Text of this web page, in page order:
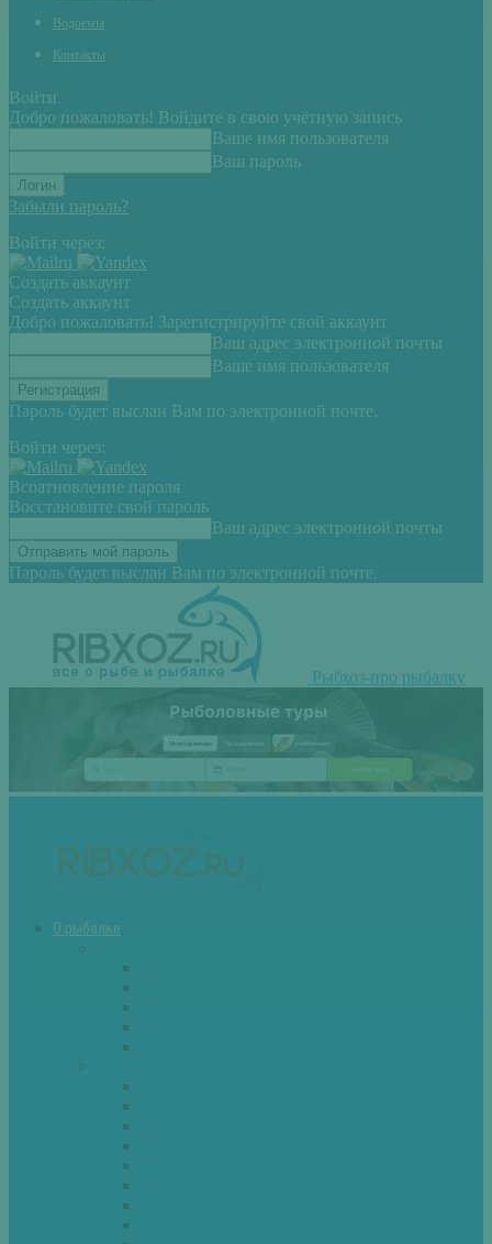
Водоемы
Контакты
Войти
Добро пожаловать! Войдите в свою учётную запись
Ваше имя пользователя
Ваш пароль
Забыли пароль?
Войти через:
Создать аккаунт
Создать аккаунт
Добро пожаловать! Зарегистрируйте свой аккаунт
Ваш адрес электронной почты
Ваше имя пользователя
Пароль будет выслан Вам по электронной почте.
Войти через:
Всоатновление пароля
Восстановите свой пароль
Ваш адрес электронной почты
Пароль будет выслан Вам по электронной почте.
Рыбхоз-про рыбалку
О рыбалке